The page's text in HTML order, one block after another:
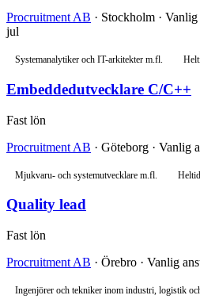
Procruitment AB · Stockholm ·
jul
Systemanalytiker och IT-arkitekter m.fl.
Embeddedutvecklare C/C++
Fast lön
Procruitment AB · Göteborg · Vanlig
Mjukvaru- och systemutvecklare m.fl. Heltid
Quality lead
Fast lön
Procruitment AB · Örebro · Vanlig
Ingenjörer och tekniker inom industri, logistik